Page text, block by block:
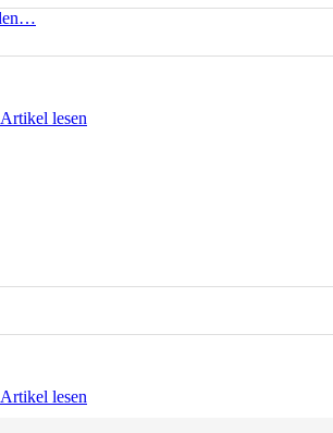
lesen
lesen